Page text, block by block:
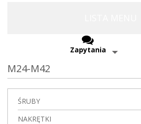
Zapytania
M24-M42
ŚRUBY
NAKRĘTKI